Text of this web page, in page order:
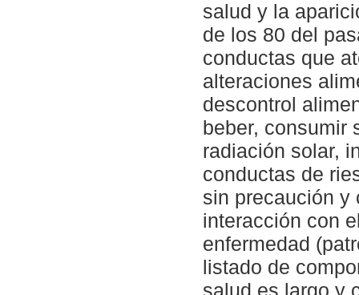
salud y la
de los 80 del
conductas que
alteraciones
descontrol
beber, consumir
radiación solar,
conductas de
sin precaución y
interacción con
enfermedad
listado de
salud es largo y